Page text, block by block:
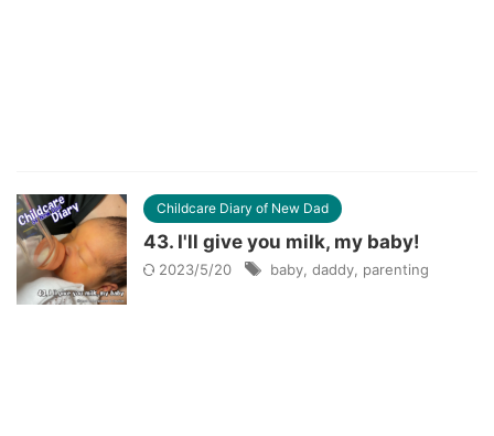
Childcare Diary of New Dad
43. I'll give you milk, my baby!
2023/5/20 baby daddy parenting